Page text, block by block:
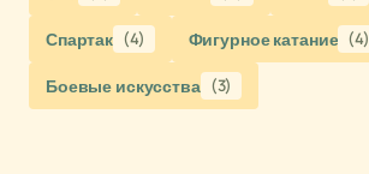
Спартак (4) Фигурное катание (4)
Боевые искусства (3)